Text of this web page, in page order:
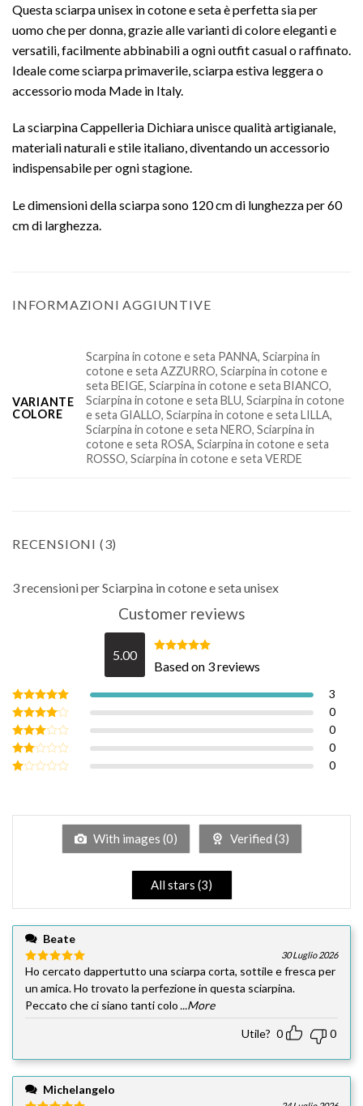
Questa sciarpa unisex in cotone e seta è perfetta sia per
uomo che per donna, grazie alle varianti di colore eleganti e
versatili, facilmente abbinabili a ogni outfit casual o raffinato.
Ideale come sciarpa primaverile, sciarpa estiva leggera o
accessorio moda Made in Italy.
La sciarpina Cappelleria Dichiara unisce qualità artigianale,
materiali naturali e stile italiano, diventando un accessorio
indispensabile per ogni stagione.
Le dimensioni della sciarpa sono 120 cm di lunghezza per 60
cm di larghezza.
INFORMAZIONI AGGIUNTIVE
VARIANTE
COLORE
Scarpina in cotone e seta PANNA, Sciarpina in
cotone e seta AZZURRO, Sciarpina in cotone e
seta BEIGE, Sciarpina in cotone e seta BIANCO,
Sciarpina in cotone e seta BLU, Sciarpina in cotone
e seta GIALLO, Sciarpina in cotone e seta LILLA,
Sciarpina in cotone e seta NERO, Sciarpina in
cotone e seta ROSA, Sciarpina in cotone e seta
ROSSO, Sciarpina in cotone e seta VERDE
RECENSIONI (3)
3 recensioni perSciarpina in cotone e seta unisex
Customer reviews
5.00
Valutato
5.00su 5
Based on 3 reviews
Valutato5
su 5
3
Valutato
4su 5
0
Valutato
3su 5
0
Valutato
0
5
0
With images (0) Verified (3)
All stars (3)
Beate
Valutato5
30 Luglio 2026
Ho cercato dappertutto una sciarpa corta, sottile e fresca per
un amica. Ho trovato la perfezione in questa sciarpina.
Peccato che ci siano tanti colo ...More
Utile? 0 0
Michelangelo